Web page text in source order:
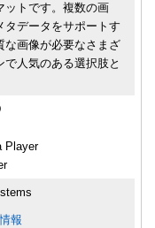
ットです。複数の画
タデータをサポートす
な画像が必要なさまざ
で人気のある選択肢と
Player
報